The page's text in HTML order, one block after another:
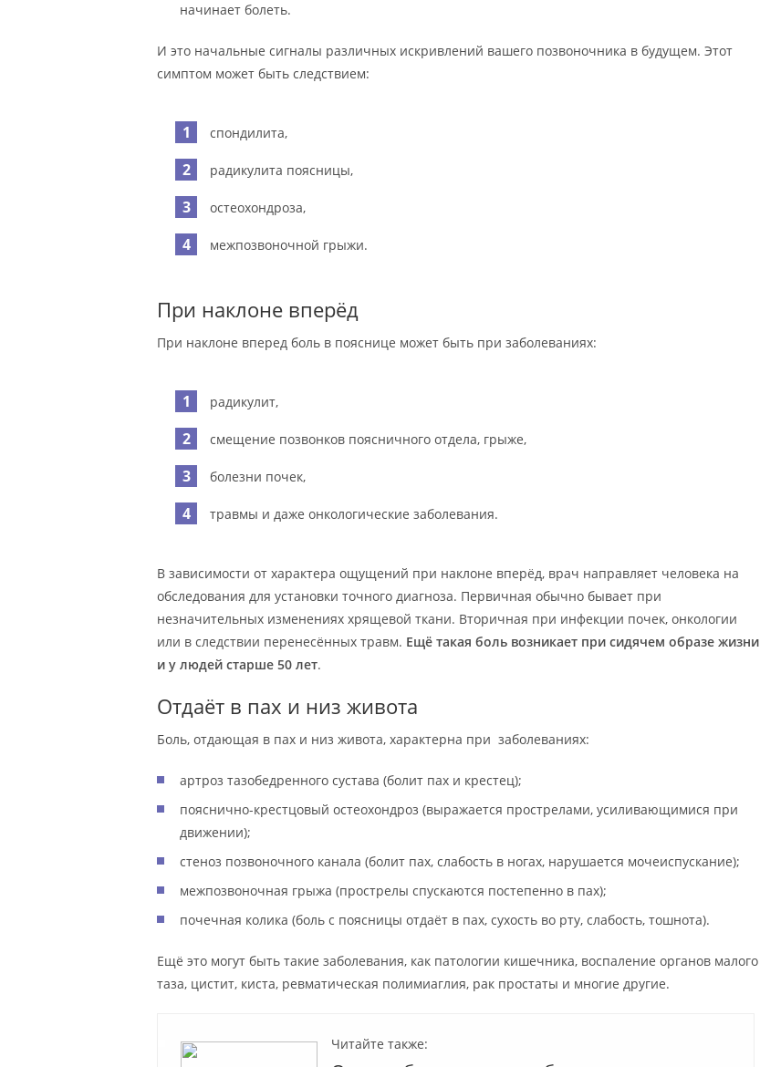
начинает болеть.
И это начальные сигналы различных искривлений вашего позвоночника в будущем. Этот
симптом может быть следствием:
спондилита,
радикулита поясницы,
остеохондроза,
межпозвоночной грыжи.
При наклоне вперёд
При наклоне вперед боль в пояснице может быть при заболеваниях:
радикулит,
смещение позвонков поясничного отдела, грыже,
болезни почек,
травмы и даже онкологические заболевания.
В зависимости от характера ощущений при наклоне вперёд, врач направляет человека на
обследования для установки точного диагноза. Первичная обычно бывает при
незначительных изменениях хрящевой ткани. Вторичная при инфекции почек, онкологии
или в следствии перенесённых травм. Ещё такая боль возникает при сидячем образе жизни
и у людей старше 50 лет.
Отдаёт в пах и низ живота
Боль, отдающая в пах и низ живота, характерна при заболеваниях:
артроз тазобедренного сустава (болит пах и крестец);
пояснично-крестцовый остеохондроз (выражается прострелами, усиливающимися при
движении);
стеноз позвоночного канала (болит пах, слабость в ногах, нарушается мочеиспускание);
межпозвоночная грыжа (прострелы спускаются постепенно в пах);
почечная колика (боль с поясницы отдаёт в пах, сухость во рту, слабость, тошнота).
Ещё это могут быть такие заболевания, как патологии кишечника, воспаление органов малого
таза, цистит, киста, ревматическая полимиаглия, рак простаты и многие другие.
Читайте также: